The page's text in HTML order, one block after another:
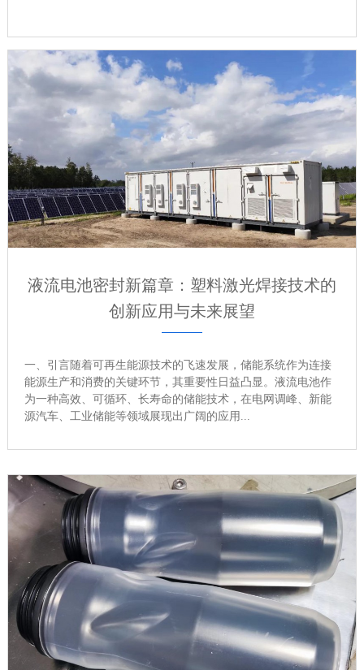
液流电池密封新篇章：塑料激光焊接技术的
创新应用与未来展望
一、引言随着可再生能源技术的飞速发展，储能系统作为连接
能源生产和消费的关键环节，其重要性日益凸显。液流电池作
为一种高效、可循环、长寿命的储能技术，在电网调峰、新能
源汽车、工业储能等领域展现出广阔的应用...